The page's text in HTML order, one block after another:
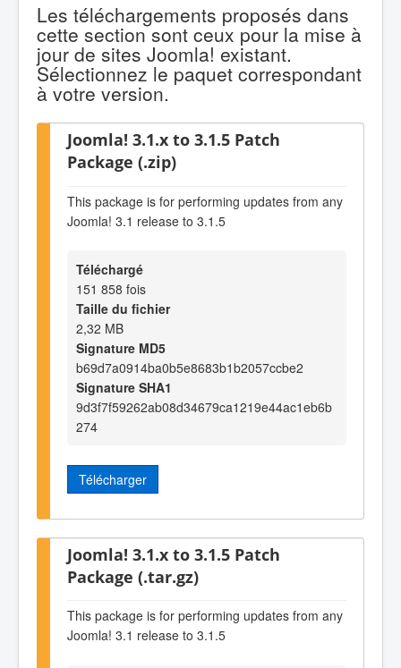
Les téléchargements proposés dans
cette section sont ceux pour la mise à
jour de sites Joomla! existant.
Sélectionnez le paquet correspondant
à votre version.
Joomla! 3.1.x to 3.1.5 Patch
Package (.zip)
This package is for performing updates from any
Joomla! 3.1 release to 3.1.5
Téléchargé
151 858 fois
Taille du fichier
2,32 MB
Signature MD5
b69d7a0914ba0b5e8683b1b2057ccbe2
Signature SHA1
9d3f7f59262ab08d34679ca1219e44ac1eb6b
274
Télécharger
Joomla! 3.1.x to 3.1.5 Patch
Package (.tar.gz)
This package is for performing updates from any
Joomla! 3.1 release to 3.1.5